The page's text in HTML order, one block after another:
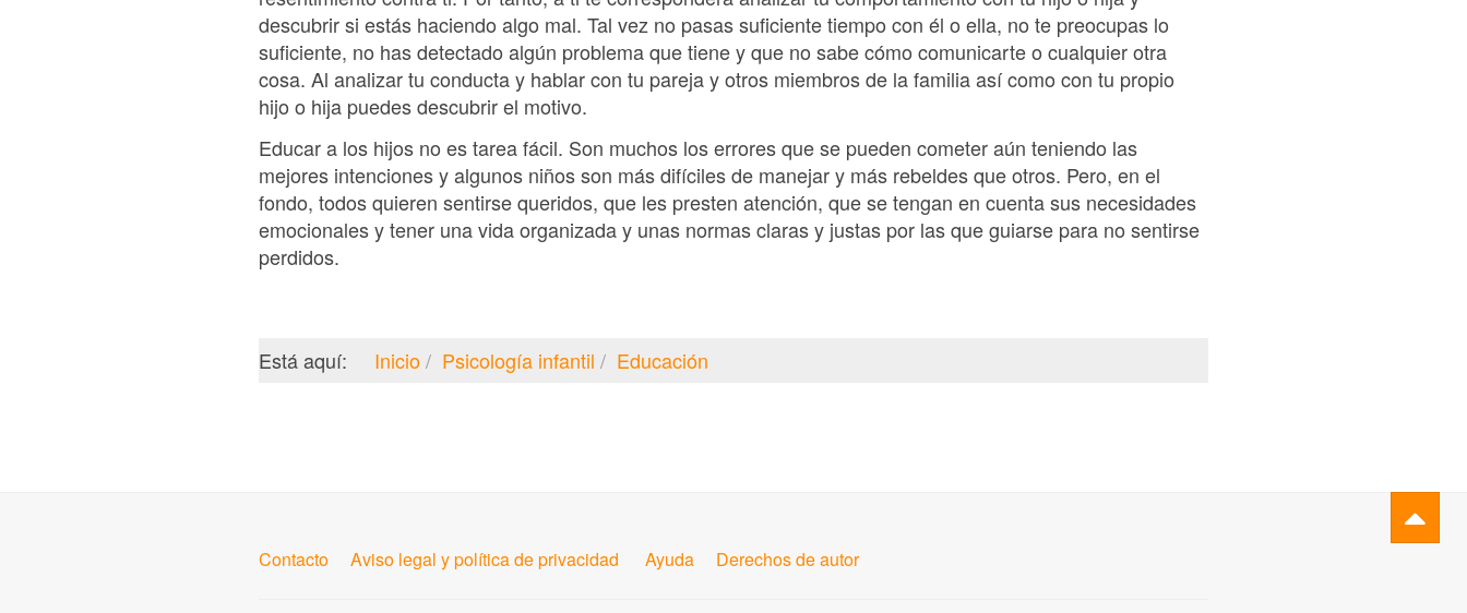
descubrir si estás haciendo algo mal. Tal vez no pasas suficiente tiempo con él o ella, no te preocupas lo
suficiente, no has detectado algún problema que tiene y que no sabe cómo comunicarte o cualquier otra
cosa. Al analizar tu conducta y hablar con tu pareja y otros miembros de la familia así como con tu propio
hijo o hija puedes descubrir el motivo.
Educar a los hijos no es tarea fácil. Son muchos los errores que se pueden cometer aún teniendo las
mejores intenciones y algunos niños son más difíciles de manejar y más rebeldes que otros. Pero, en el
fondo, todos quieren sentirse queridos, que les presten atención, que se tengan en cuenta sus necesidades
emocionales y tener una vida organizada y unas normas claras y justas por las que guiarse para no sentirse
perdidos.
Está aquí: Inicio Psicología infantil Educación
Contacto Aviso legal y política de privacidad Ayuda Derechos de autor